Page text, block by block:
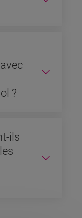
?
ils